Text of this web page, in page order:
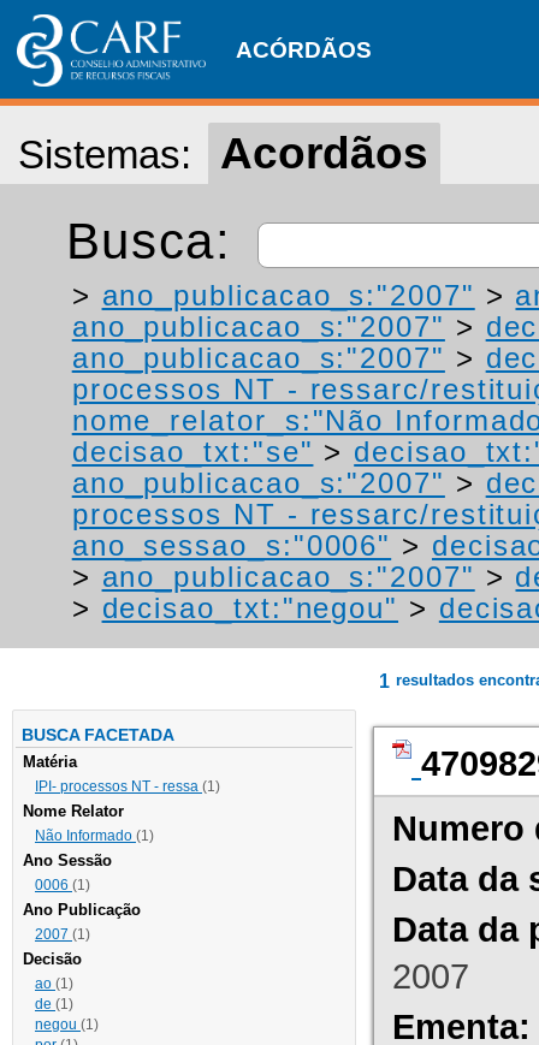
ACÓRDÃOS
Sistemas: Acordãos
Busca:
> ano_publicacao_s:"2007" >
ano_publicacao_s:"2007" >
ano_publicacao_s:"2007" >
processos NT - ressarc/
nome_relator_s:"Não
decisao_txt:"se" >
ano_publicacao_s:"2007" >
processos NT - ressarc/
ano_sessao_s:"0006" >
> ano_publicacao_s:"2007" >
> decisao_txt:"negou" >
BUSCA FACETADA
Matéria
IPI- processos NT - ressa (1)
Nome Relator
Não Informado (1)
Ano Sessão
0006 (1)
Ano Publicação
2007 (1)
Decisão
ao (1)
de (1)
negou (1)
1 resultados
Numero
Data da
Data da
2007
Ementa: